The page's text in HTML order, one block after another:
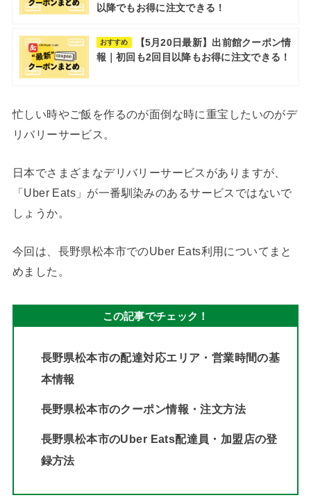
以降でもお得に注文できる！
おすすめ
【5月20日最新】出前館クーポン情
報｜初回も2回目以降もお得に注文できる！
忙しい時やご飯を作るのが面倒な時に重宝したいのがデ
リバリーサービス。
日本でさまざまなデリバリーサービスがありますが、
「Uber Eats」が一番馴染みのあるサービスではないで
しょうか。
今回は、長野県松本市でのUber Eats利用についてまと
めました。
この記事でチェック！
長野県松本市の配達対応エリア・営業時間の基
本情報
長野県松本市のクーポン情報・注文方法
長野県松本市のUber Eats配達員・加盟店の登
録方法